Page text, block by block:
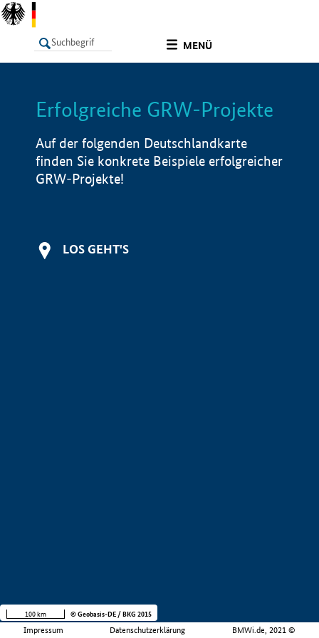
MENÜ
LISTE Info
Erfolgreiche GRW-Projekte
Auf der folgenden Deutschlandkarte
finden Sie konkrete Beispiele erfolgreicher
GRW-Projekte!
LOS GEHT'S
Impressum Datenschutzerklärung BMWi.de, 2021 ©
100 km © Geobasis-DE / BKG 2015